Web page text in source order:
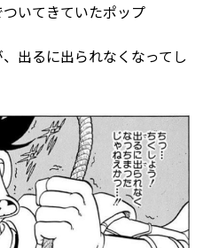
いてきていたポップ
出るに出られなくなってし